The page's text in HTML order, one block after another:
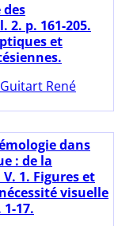
2. p. 161-205.
et
Guitart René
dans
: de la
1. Figures et
visuelle
17.